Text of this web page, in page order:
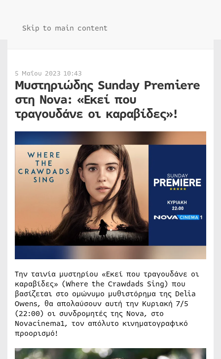
Skip to main content
5 Μαΐου 2023 10:43
Μυστηριώδης Sunday Premiere
στη Nova: «Εκεί που
τραγουδάνε οι καραβίδες»!
Την ταινία μυστηρίου «Εκεί που τραγουδάνε οι
καραβίδες» (Where the Crawdads Sing) που
βασίζεται στο ομώνυμο μυθιστόρημα της Delia
Owens, θα απολαύσουν αυτή την Κυριακή 7/5
(22:00) οι συνδρομητές της Nova, στο
Novacinema1, τον απόλυτο κινηματογραφικό
προορισμό!